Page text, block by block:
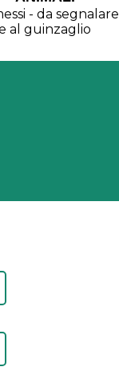
- da segnalare
al guinzaglio